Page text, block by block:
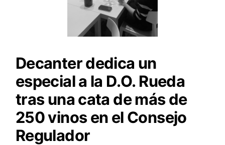
Decanter dedica un
especial a la D.O. Rueda
tras una cata de más de
250 vinos en el Consejo
Regulador